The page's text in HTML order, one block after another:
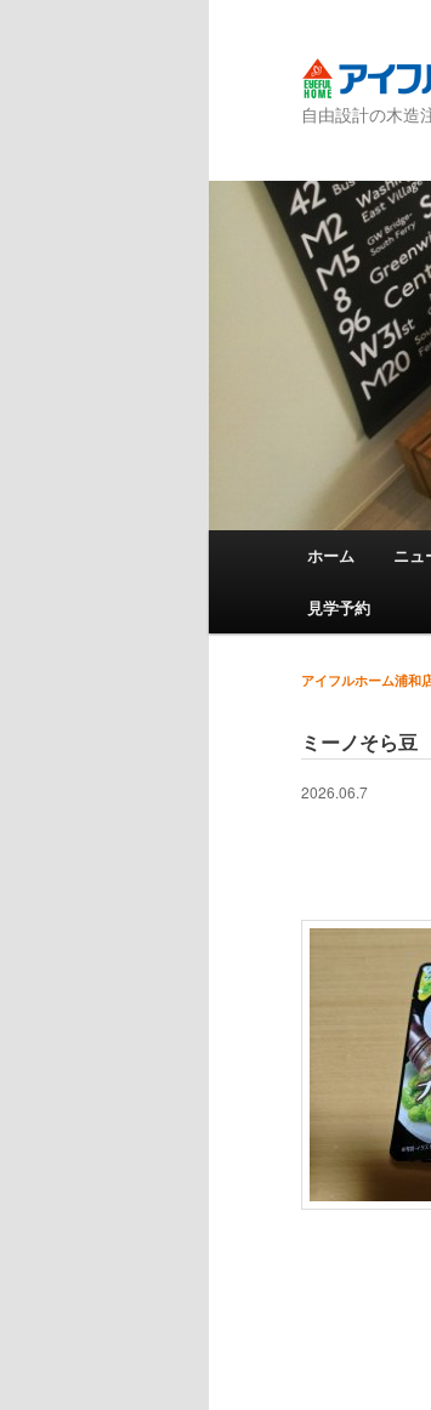
自由設計の木造
メインコン
サブコンテ
ホーム ニュ
見学予約
アイフルホーム浦和
投稿ナビゲーシ
ミーノそら豆
2026.06.7